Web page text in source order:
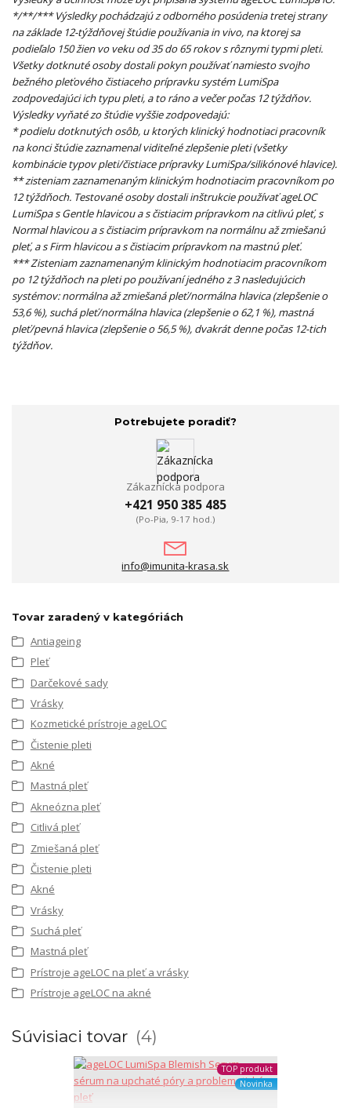
*/**/*** Výsledky pochádzajú z odborného posúdenia tretej strany
na základe 12-týždňovej štúdie používania in vivo, na ktorej sa
podieľalo 150 žien vo veku od 35 do 65 rokov s rôznymi typmi pleti.
Všetky dotknuté osoby dostali pokyn používať namiesto svojho
bežného pleťového čistiaceho prípravku systém LumiSpa
zodpovedajúci ich typu pleti, a to ráno a večer počas 12 týždňov.
Výsledky vyňaté zo štúdie vyššie zodpovedajú:
* podielu dotknutých osôb, u ktorých klinický hodnotiaci pracovník
na konci štúdie zaznamenal viditeľné zlepšenie pleti (všetky
kombinácie typov pleti/čistiace prípravky LumiSpa/silikónové hlavice).
** zisteniam zaznamenaným klinickým hodnotiacim pracovníkom po
12 týždňoch. Testované osoby dostali inštrukcie používať ageLOC
LumiSpa s Gentle hlavicou a s čistiacim prípravkom na citlivú pleť, s
Normal hlavicou a s čistiacim prípravkom na normálnu až zmiešanú
pleť, a s Firm hlavicou a s čistiacim prípravkom na mastnú pleť.
*** Zisteniam zaznamenaným klinickým hodnotiacim pracovníkom
po 12 týždňoch na pleti po používaní jedného z 3 nasledujúcich
systémov: normálna až zmiešaná pleť/normálna hlavica (zlepšenie o
53,6 %), suchá pleť/normálna hlavica (zlepšenie o 62,1 %), mastná
pleť/pevná hlavica (zlepšenie o 56,5 %), dvakrát denne počas 12-tich
týždňov.
Potrebujete poradiť?
Zákaznícka podpora
+421 950 385 485
(Po-Pia, 9-17 hod.)
info@imunita-krasa.sk
Tovar zaradený v kategóriách
Antiageing
Pleť
Darčekové sady
Vrásky
Kozmetické prístroje ageLOC
Čistenie pleti
Akné
Mastná pleť
Akneózna pleť
Citlivá pleť
Zmiešaná pleť
Čistenie pleti
Akné
Vrásky
Suchá pleť
Mastná pleť
Prístroje ageLOC na pleť a vrásky
Prístroje ageLOC na akné
Súvisiaci tovar 4
TOP produkt
Novinka